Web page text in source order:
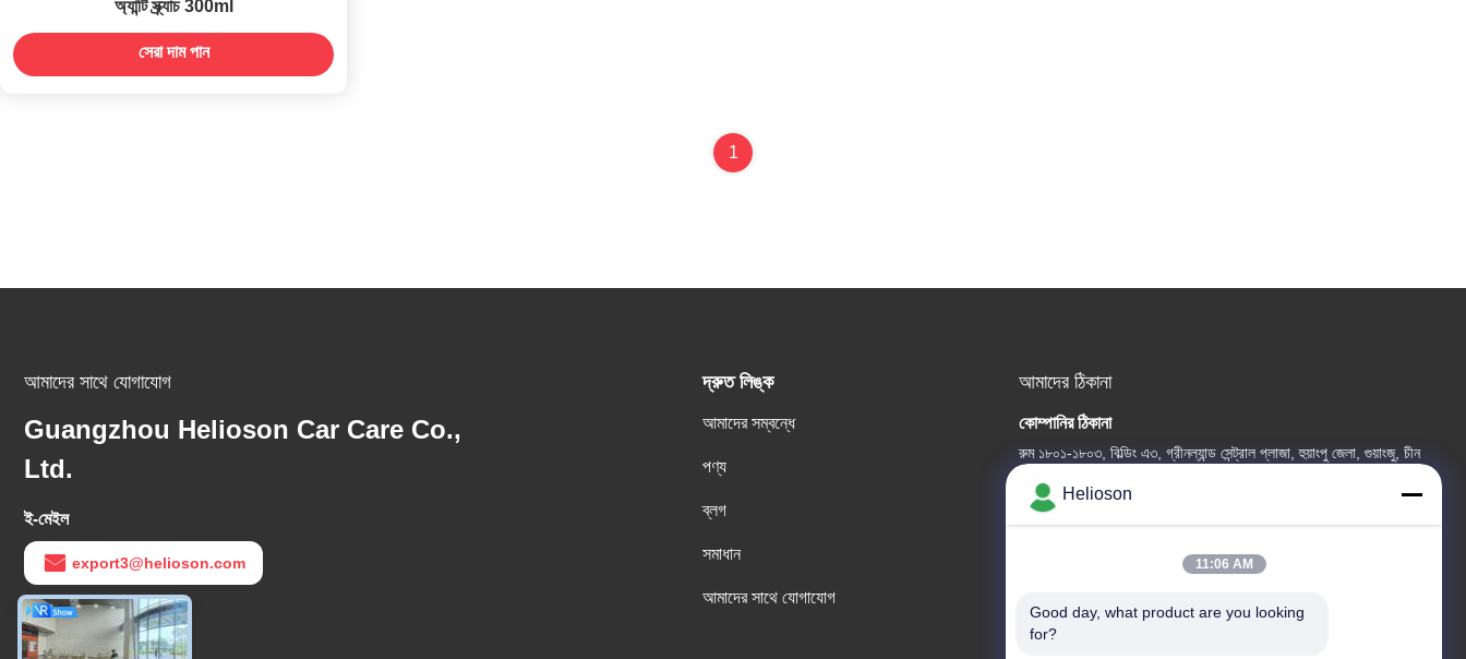
অ্যান্টি স্ক্র্যাচ 300ml
সেরা দাম পান
1
আমাদের সাথে যোগাযোগ
Guangzhou Helioson Car Care Co.,
Ltd.
ই-মেইল
export3@helioson.com
কাজের সময়
09:30-18:30
দ্রুত লিঙ্ক
আমাদের সম্বন্ধে
পণ্য
ব্লগ
সমাধান
আমাদের সাথে যোগাযোগ
আমাদের ঠিকানা
কোম্পানির ঠিকানা
রুম ১৮০১-১৮০৩, বিল্ডিং এ৩, গ্রীনল্যান্ড সেন্ট্রাল প্লাজা, হুয়াংপু জেলা, গুয়াংজু, চীন
কারখানার ঠিকানা
নং ৮ লংডং রোড, হাই-টেক ইন্ডাস্ট্রিয়াল পার্ক, চীনের গুয়াংডং শহরের কনগহুয়া
86-20-87809255
Helioson
11:06 AM
Good day, what product are you looking
for?